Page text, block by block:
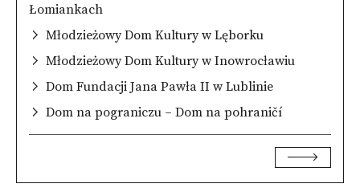
Łomiankach
Młodzieżowy Dom Kultury w Lęborku
Młodzieżowy Dom Kultury w Inowrocławiu
Dom Fundacji Jana Pawła II w Lublinie
Dom na pograniczu – Dom na pohraničí